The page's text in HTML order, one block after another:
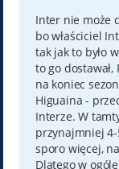
t
Inter nie może
bo właściciel
tak jak to było
to go
na koniec
Higuaina -
Interze. W
przynajmniej 4-
sporo więcej,
Dlatego w